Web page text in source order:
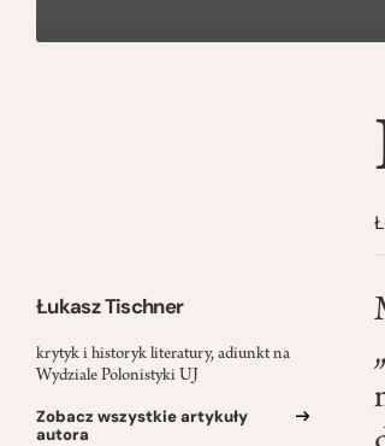
Łukasz Tischner
krytyk i historyk literatury, adiunkt na
Wydziale Polonistyki UJ
Zobacz wszystkie artykuły
autora